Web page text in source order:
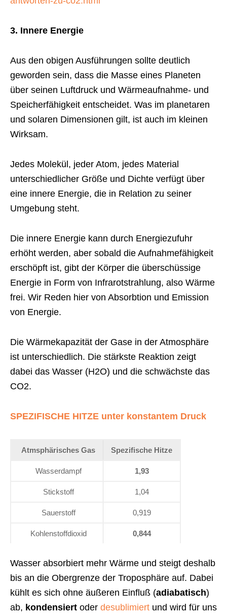
3. Innere Energie
Aus den obigen Ausführungen sollte deutlich
geworden sein, dass die Masse eines Planeten
über seinen Luftdruck und Wärmeaufnahme- und
Speicherfähigkeit entscheidet. Was im planetaren
und solaren Dimensionen gilt, ist auch im kleinen
Wirksam.
Jedes Molekül, jeder Atom, jedes Material
unterschiedlicher Größe und Dichte verfügt über
eine innere Energie, die in Relation zu seiner
Umgebung steht.
Die innere Energie kann durch Energiezufuhr
erhöht werden, aber sobald die Aufnahmefähigkeit
erschöpft ist, gibt der Körper die überschüssige
Energie in Form von Infrarotstrahlung, also Wärme
frei. Wir Reden hier von Absorbtion und Emission
von Energie.
Die Wärmekapazität der Gase in der Atmosphäre
ist unterschiedlich. Die stärkste Reaktion zeigt
dabei das Wasser (H2O) und die schwächste das
CO2.
SPEZIFISCHE HITZE unter konstantem Druck
Atmsphärisches Gas Spezifische Hitze
Wasserdampf 1,93
Stickstoff 1,04
Sauerstoff 0,919
Kohlenstoffdioxid 0,844
Wasser absorbiert mehr Wärme und steigt deshalb
bis an die Obergrenze der Troposphäre auf. Dabei
kühlt es sich ohne äußeren Einfluß (adiabatisch)
ab, kondensiert oder desublimiert und wird für uns